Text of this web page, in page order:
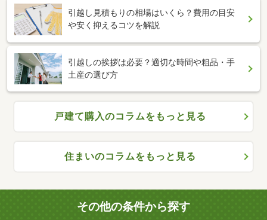
引越し見積もりの相場はいくら？費用の目安
や安く抑えるコツを解説
引越しの挨拶は必要？適切な時間や粗品・手
土産の選び方
戸建て購入のコラムをもっと見る
住まいのコラムをもっと見る
その他の条件から探す